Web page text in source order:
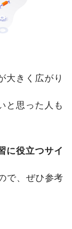
大きく広がり
と思った人も
に役立つサイ
で、ぜひ参考